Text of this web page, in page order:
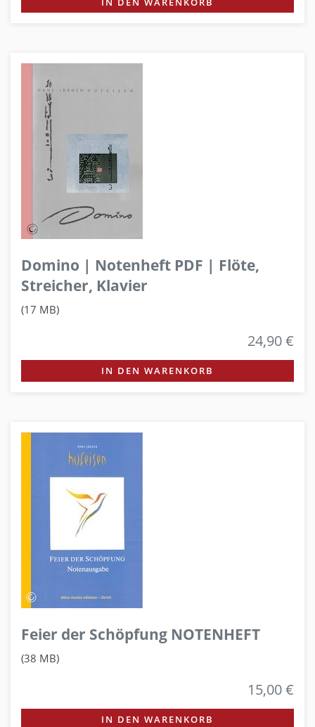
Domino | Notenheft PDF | Flöte,
Streicher, Klavier
(17 MB)
24,90 €
IN DEN WARENKORB
Feier der Schöpfung NOTENHEFT
(38 MB)
15,00 €
IN DEN WARENKORB